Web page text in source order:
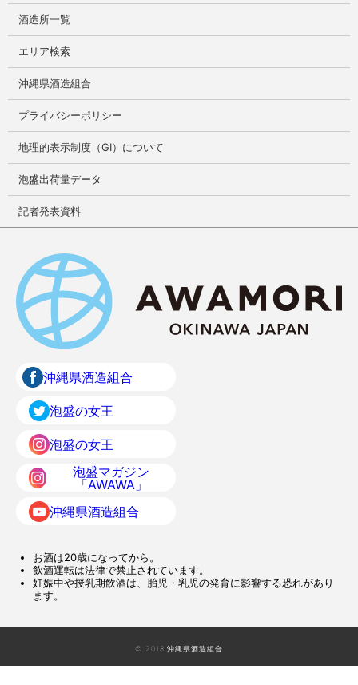
酒造所一覧
エリア検索
沖縄県酒造組合
プライバシーポリシー
地理的表示制度（GI）について
泡盛出荷量データ
記者発表資料
沖縄県酒造組合
泡盛の女王
泡盛の女王
泡盛マガジン
「AWAWA」
沖縄県酒造組合
お酒は20歳になってから。
飲酒運転は法律で禁止されています。
妊娠中や授乳期飲酒は、胎児・乳児の発育に影響する恐れがあり
ます。
© 2018 沖縄県酒造組合